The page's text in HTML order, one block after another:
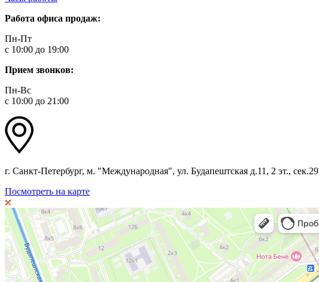
Работа офиса продаж:
Пн-Пт
с 10:00 до 19:00
Прием звонков:
Пн-Вс
с 10:00 до 21:00
г. Санкт-Петербург, м. "Международная", ул. Будапештская д.11, 2 эт., сек.29
Посмотреть на карте